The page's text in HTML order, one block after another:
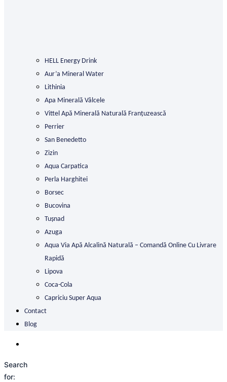
HELL Energy Drink
Aur’a Mineral Water
Lithinia
Apa Minerală Vâlcele
Vittel Apă Minerală Naturală Franțuzească
Perrier
San Benedetto
Zizin
Aqua Carpatica
Perla Harghitei
Borsec
Bucovina
Tușnad
Azuga
Aqua Via Apă Alcalină Naturală – Comandă Online Cu Livrare
Rapidă
Lipova
Coca-Cola
Capriciu Super Aqua
Contact
Blog
Search
for: